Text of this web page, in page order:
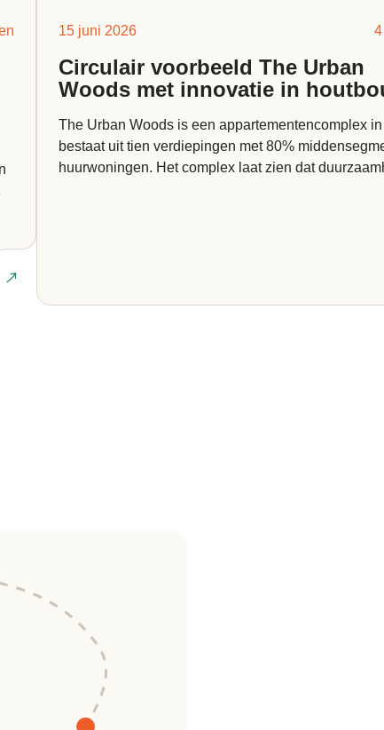
15 juni 2026
Circulair voorbeeld The Urban
Woods met innovatie in
The Urban Woods is een appartementencomplex
bestaat uit tien verdiepingen met 80%
huurwoningen. Het complex laat zien dat